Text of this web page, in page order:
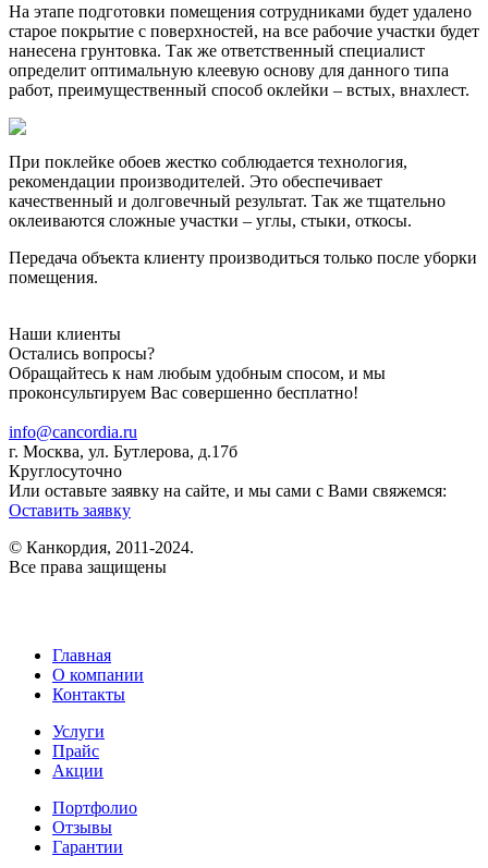
На этапе подготовки помещения сотрудниками будет удалено
старое покрытие с поверхностей, на все рабочие участки будет
нанесена грунтовка. Так же ответственный специалист
определит оптимальную клеевую основу для данного типа
работ, преимущественный способ оклейки – встых, внахлест.
При поклейке обоев жестко соблюдается технология,
рекомендации производителей. Это обеспечивает
качественный и долговечный результат. Так же тщательно
оклеиваются сложные участки – углы, стыки, откосы.
Передача объекта клиенту производиться только после уборки
помещения.
Наши клиенты
Остались вопросы?
Обращайтесь к нам любым удобным спосом, и мы
проконсультируем Вас совершенно бесплатно!
info@cancordia.ru
г. Москва, ул. Бутлерова, д.17б
Круглосуточно
Или оставьте заявку на сайте, и мы сами с Вами свяжемся:
Оставить заявку
© Канкордия, 2011-2024.
Все права защищены
Главная
О компании
Контакты
Услуги
Прайс
Акции
Портфолио
Отзывы
Гарантии